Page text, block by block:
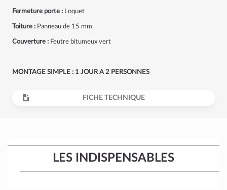
Fermeture porte : Loquet
Toiture : Panneau de 15 mm
Couverture : Feutre bitumeux vert
MONTAGE SIMPLE : 1 JOUR A 2 PERSONNES
FICHE TECHNIQUE
LES INDISPENSABLES